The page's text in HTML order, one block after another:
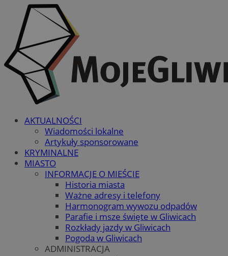
AKTUALNOŚCI
Wiadomości lokalne
Artykuły sponsorowane
KRYMINALNE
MIASTO
INFORMACJE O MIEŚCIE
Historia miasta
Ważne adresy i telefony
Harmonogram wywozu odpadów
Parafie i msze święte w Gliwicach
Rozkłady jazdy w Gliwicach
Pogoda w Gliwicach
ADMINISTRACJA